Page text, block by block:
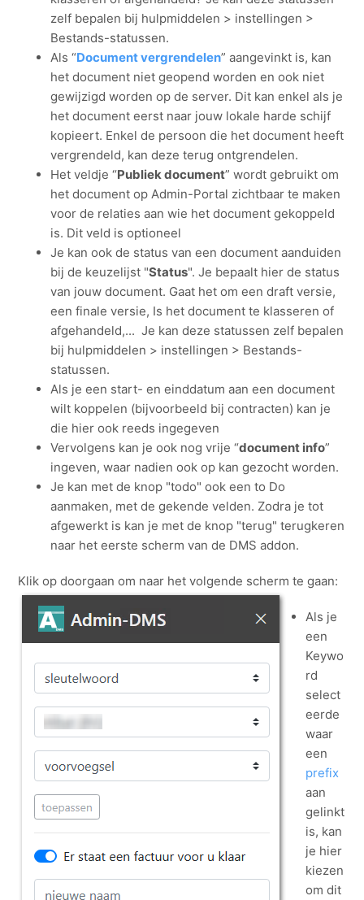
zelf bepalen bij hulpmiddelen > instellingen >
Bestands-statussen.
Als “Document vergrendelen” aangevinkt is, kan
het document niet geopend worden en ook niet
gewijzigd worden op de server. Dit kan enkel als je
het document eerst naar jouw lokale harde schijf
kopieert. Enkel de persoon die het document heeft
vergrendeld, kan deze terug ontgrendelen.
Het veldje “Publiek document” wordt gebruikt om
het document op Admin-Portal zichtbaar te maken
voor de relaties aan wie het document gekoppeld
is. Dit veld is optioneel
Je kan ook de status van een document aanduiden
bij de keuzelijst "Status". Je bepaalt hier de status
van jouw document. Gaat het om een draft versie,
een finale versie, Is het document te klasseren of
afgehandeld,... Je kan deze statussen zelf bepalen
bij hulpmiddelen > instellingen > Bestands-
statussen.
Als je een start- en einddatum aan een document
wilt koppelen (bijvoorbeeld bij contracten) kan je
die hier ook reeds ingegeven
Vervolgens kan je ook nog vrije “document info”
ingeven, waar nadien ook op kan gezocht worden.
Je kan met de knop "todo" ook een to Do
aanmaken, met de gekende velden. Zodra je tot
afgewerkt is kan je met de knop "terug" terugkeren
naar het eerste scherm van de DMS addon.
Klik op doorgaan om naar het volgende scherm te gaan:
Als je
een
Keywo
rd
select
eerde
waar
een
prefix
aan
gelinkt
is, kan
je hier
kiezen
om dit